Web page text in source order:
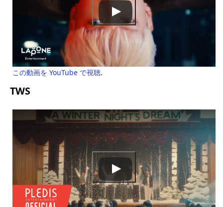
この動画を YouTube で視聴.
TWS